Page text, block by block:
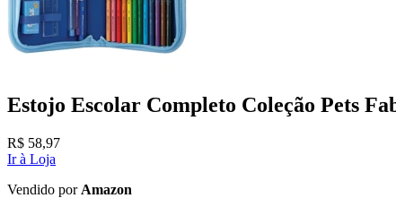
Estojo Escolar Completo Coleção Pets
R$ 58,97
Ir à Loja
Vendido por Amazon